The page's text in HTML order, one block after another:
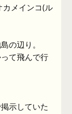
カメインコ(ル
の辺り。
て飛んで行
示していた